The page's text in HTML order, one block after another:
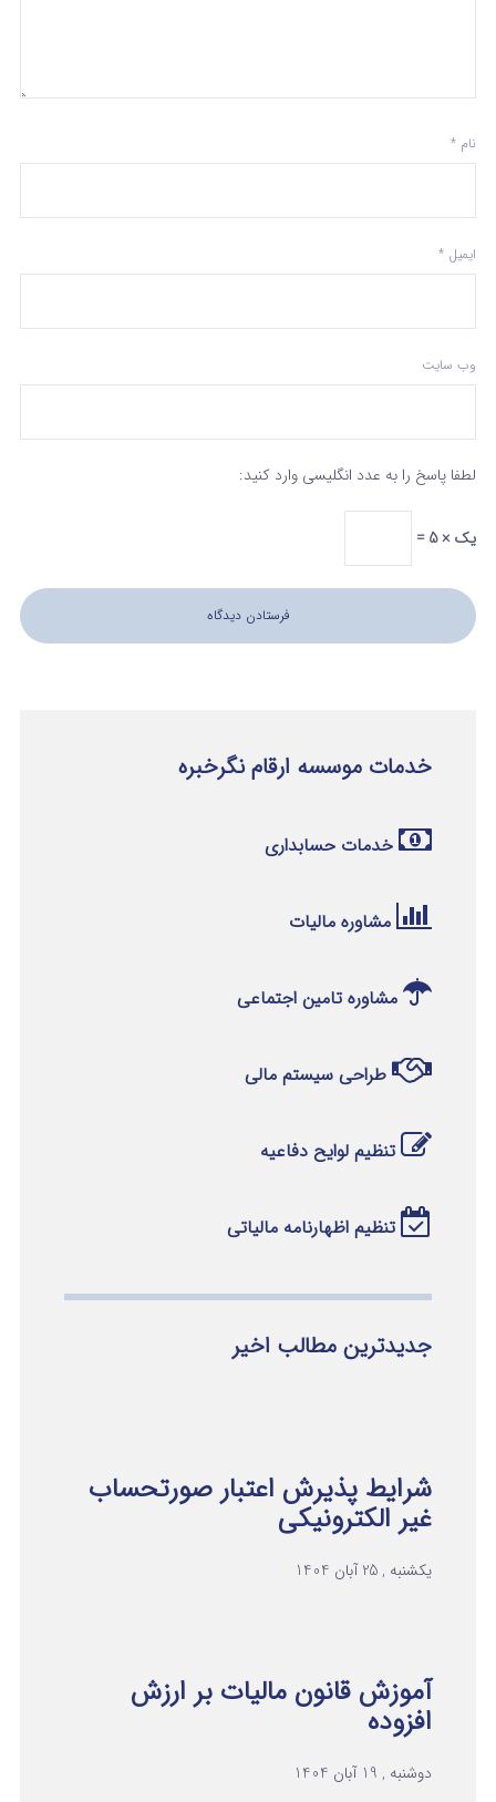
نام *
ایمیل *
وب‌ سایت
لطفا پاسخ را به عدد انگلیسی وارد کنید:
یک × 5 =
خدمات موسسه ارقام نگرخبره
خدمات حسابداری
مشاوره مالیات
مشاوره تامین اجتماعی
طراحی سیستم مالی
تنظیم لوایح دفاعیه
تنظیم اظهارنامه مالیاتی
جدیدترین مطالب اخیر
شرایط پذیرش اعتبار صورتحساب
غیر الکترونیکی
یکشنبه , 25 آبان 1404
آموزش قانون مالیات بر ارزش
افزوده
دوشنبه , 19 آبان 1404